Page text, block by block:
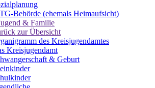
Behörde (ehemals Heimaufsicht)
& Familie
zur Übersicht
des Kreisjugendamtes
Kreisjugendamt
& Geburt